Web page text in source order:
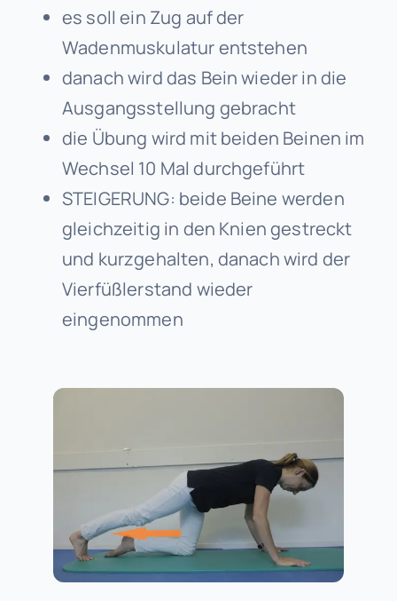
es soll ein Zug auf der
Wadenmuskulatur entstehen
danach wird das Bein wieder in die
Ausgangsstellung gebracht
die Übung wird mit beiden Beinen im
Wechsel 10 Mal durchgeführt
STEIGERUNG: beide Beine werden
gleichzeitig in den Knien gestreckt
und kurzgehalten, danach wird der
Vierfüßlerstand wieder
eingenommen